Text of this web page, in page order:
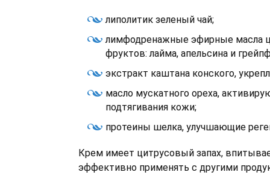
липолитик зеленый чай;
лимфодренажные эфирные масла
фруктов: лайма, апельсина и
экстракт каштана конского,
масло мускатного ореха,
подтягивания кожи;
протеины шелка, улучшающие
Крем имеет цитрусовый запах,
эффективно применять с другими